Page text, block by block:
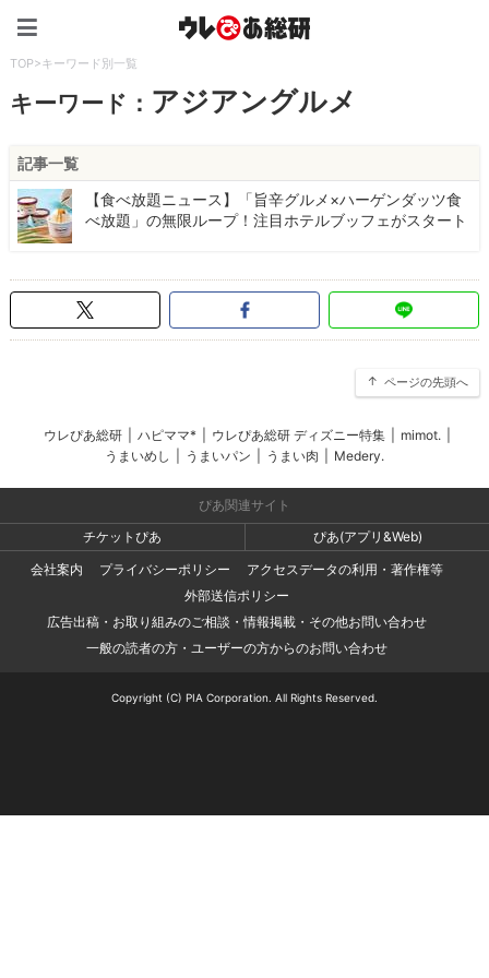
TOP>キーワード別一覧
キーワード： アジアングルメ
記事一覧
【食べ放題ニュース】「旨辛グルメ×ハーゲンダッツ食
べ放題」の無限ループ！注目ホテルブッフェがスタート
ページの先頭へ
ウレぴあ総研 ハピママ* ウレぴあ総研 ディズニー特集 mimot.
うまいめし
うまいパン うまい肉 Medery.
ぴあ関連サイト
チケットぴあ
ぴあ(アプリ&Web)
会社案内
プライバシーポリシー
アクセスデータの利用・著作権等
外部送信ポリシー
広告出稿・お取り組みのご相談・情報掲載・その他お問い合わせ
一般の読者の方・ユーザーの方からのお問い合わせ
Copyright (C) PIA Corporation. All Rights Reserved.